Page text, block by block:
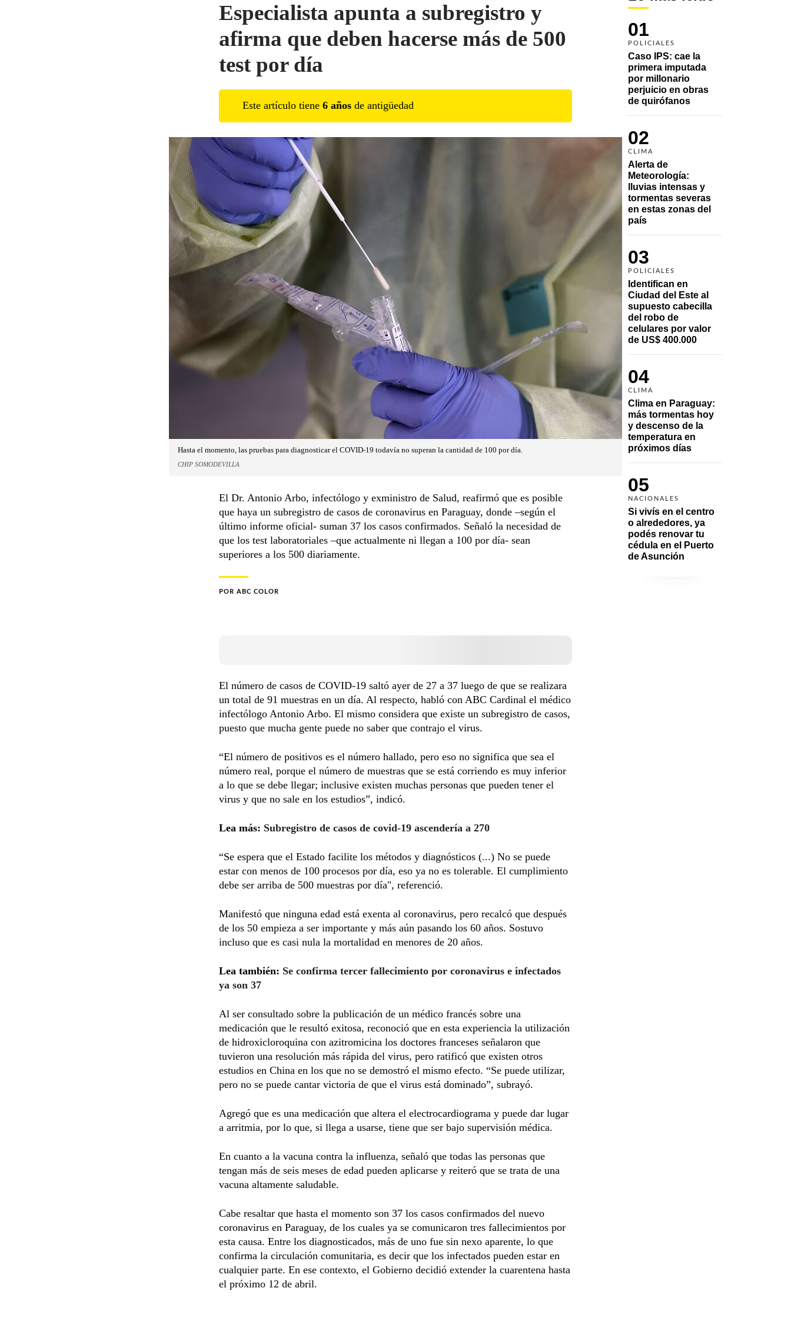
01
POLICIALES
Caso IPS: cae la
primera imputada
por millonario
perjuicio en obras
de quirófanos
02
CLIMA
Alerta de
Meteorología:
lluvias intensas y
tormentas severas
en estas zonas del
país
03
POLICIALES
Identifican en
Ciudad del Este al
supuesto cabecilla
del robo de
celulares por valor
de US$ 400.000
04
CLIMA
Clima en Paraguay:
más tormentas hoy
y descenso de la
temperatura en
próximos días
05
NACIONALES
Si vivís en el centro
o alrededores, ya
podés renovar tu
cédula en el Puerto
de Asunción
Especialista apunta a subregistro y
afirma que deben hacerse más de 500
test por día
Este artículo tiene 6 años de antigüedad
Hasta el momento, las pruebas para diagnosticar el COVID-19 todavía no superan la cantidad de 100 por día.
CHIP SOMODEVILLA
El Dr. Antonio Arbo, infectólogo y exministro de Salud, reafirmó que es posible
que haya un subregistro de casos de coronavirus en Paraguay, donde –según el
último informe oficial- suman 37 los casos confirmados. Señaló la necesidad de
que los test laboratoriales –que actualmente ni llegan a 100 por día- sean
superiores a los 500 diariamente.
POR ABC COLOR
El número de casos de COVID-19 saltó ayer de 27 a 37 luego de que se realizara
un total de 91 muestras en un día. Al respecto, habló con ABC Cardinal el médico
infectólogo Antonio Arbo. El mismo considera que existe un subregistro de casos,
puesto que mucha gente puede no saber que contrajo el virus.
“El número de positivos es el número hallado, pero eso no significa que sea el
número real, porque el número de muestras que se está corriendo es muy inferior
a lo que se debe llegar; inclusive existen muchas personas que pueden tener el
virus y que no sale en los estudios”, indicó.
Lea más: Subregistro de casos de covid-19 ascendería a 270
“Se espera que el Estado facilite los métodos y diagnósticos (...) No se puede
estar con menos de 100 procesos por día, eso ya no es tolerable. El cumplimiento
debe ser arriba de 500 muestras por día", referenció.
Manifestó que ninguna edad está exenta al coronavirus, pero recalcó que después
de los 50 empieza a ser importante y más aún pasando los 60 años. Sostuvo
incluso que es casi nula la mortalidad en menores de 20 años.
Lea también: Se confirma tercer fallecimiento por coronavirus e infectados
ya son 37
Al ser consultado sobre la publicación de un médico francés sobre una
medicación que le resultó exitosa, reconoció que en esta experiencia la utilización
de hidroxicloroquina con azitromicina los doctores franceses señalaron que
tuvieron una resolución más rápida del virus, pero ratificó que existen otros
estudios en China en los que no se demostró el mismo efecto. “Se puede utilizar,
pero no se puede cantar victoria de que el virus está dominado”, subrayó.
Agregó que es una medicación que altera el electrocardiograma y puede dar lugar
a arritmia, por lo que, si llega a usarse, tiene que ser bajo supervisión médica.
En cuanto a la vacuna contra la influenza, señaló que todas las personas que
tengan más de seis meses de edad pueden aplicarse y reiteró que se trata de una
vacuna altamente saludable.
Cabe resaltar que hasta el momento son 37 los casos confirmados del nuevo
coronavirus en Paraguay, de los cuales ya se comunicaron tres fallecimientos por
esta causa. Entre los diagnosticados, más de uno fue sin nexo aparente, lo que
confirma la circulación comunitaria, es decir que los infectados pueden estar en
cualquier parte. En ese contexto, el Gobierno decidió extender la cuarentena hasta
el próximo 12 de abril.